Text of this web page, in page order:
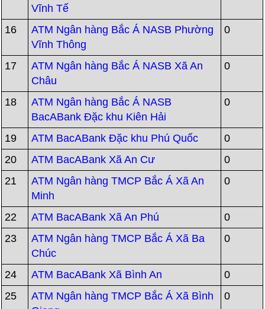
Vĩnh Tế
16
ATM Ngân hàng Bắc Á NASB Phường
Vĩnh Thông
0
17
ATM Ngân hàng Bắc Á NASB Xã An
Châu
0
18
ATM Ngân hàng Bắc Á NASB
BacABank Đặc khu Kiên Hải
0
19 ATM BacABank Đặc khu Phú Quốc
0
20
ATM BacABank Xã An Cư
0
21
ATM Ngân hàng TMCP Bắc Á Xã An
Minh
0
22 ATM BacABank Xã An Phú
0
23
ATM Ngân hàng TMCP Bắc Á Xã Ba
Chúc
0
24 ATM BacABank Xã Bình An
0
25
ATM Ngân hàng TMCP Bắc Á Xã Bình
0